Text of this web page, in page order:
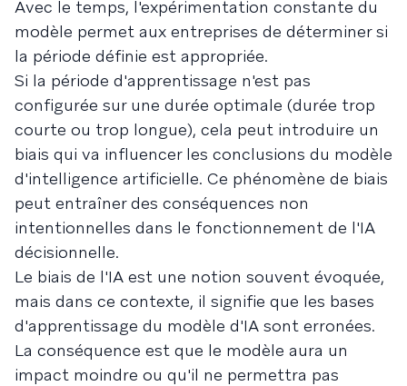
Avec le temps, l'expérimentation constante du
modèle permet aux entreprises de déterminer si
la période définie est appropriée.
Si la période d'apprentissage n'est pas
configurée sur une durée optimale (durée trop
courte ou trop longue), cela peut introduire un
biais qui va influencer les conclusions du modèle
d'intelligence artificielle. Ce phénomène de biais
peut entraîner des conséquences non
intentionnelles dans le fonctionnement de l'IA
décisionnelle.
Le biais de l'IA est une notion souvent évoquée,
mais dans ce contexte, il signifie que les bases
d'apprentissage du modèle d'IA sont erronées.
La conséquence est que le modèle aura un
impact moindre ou qu'il ne permettra pas